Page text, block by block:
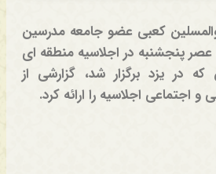
کعبی عضو جامعه مدرسین
عصر پنجشنبه در اجلاسیه منطقه ای
در یزد برگزار شد، گزارشی از
اجتماعی اجلاسیه را ارائه کرد.